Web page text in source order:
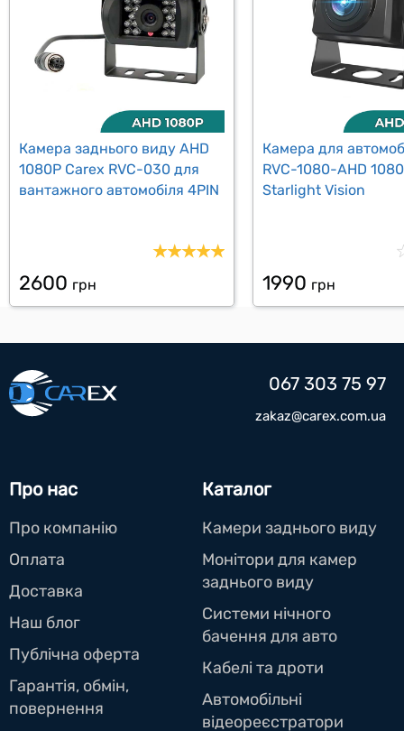
Камера заднього виду AHD
1080P Carex RVC-030 для
вантажного автомобіля 4PIN
2600 грн
Камера для
RVC-1080-AHD
Starlight Vision
1990 грн
Про нас
Про компанію
Оплата
Доставка
Наш блог
Публічна оферта
Гарантія, обмін,
повернення
Каталог
Камери заднього виду
Монітори для камер
заднього виду
Системи нічного
бачення для авто
Кабелі та дроти
Автомобільні
відеореєстратори
067 303 75 97
zakaz@carex.com.ua